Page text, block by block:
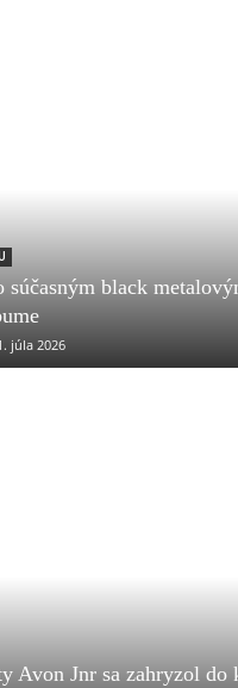
súčasným black
júla 2026
Avon Jnr sa zahryzol do